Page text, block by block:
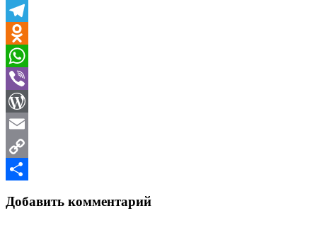
VK
Telegram
Odnoklassniki
WhatsApp
Viber
WordPress
Email
Copy
Добавить комментарий